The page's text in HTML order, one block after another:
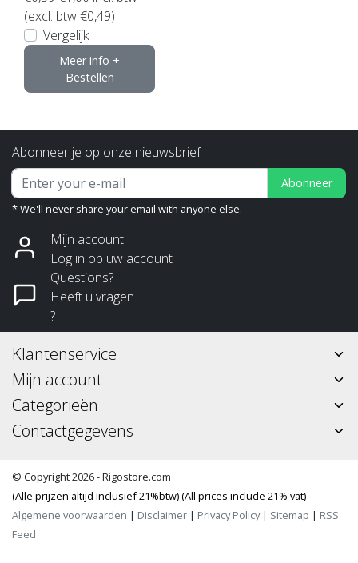
(excl. btw €0,49)
Vergelijk
Meer info +
Bestellen
Abonneer je op onze nieuwsbrief
Abonneer
* We'll never share your email with anyone else.
Mijn account
Log in op uw account
Questions?
Heeft u vragen
?
Klantenservice
Mijn account
Categorieën
Contactgegevens
© Copyright 2026 - Rigostore.com
(Alle prijzen altijd inclusief 21%btw) (All prices include 21% vat)
Algemene voorwaarden | Disclaimer | Privacy Policy| Sitemap | RSS
Feed